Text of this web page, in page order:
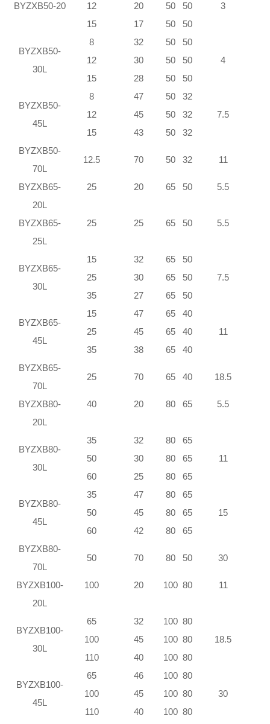
BYZXB50-20
3
12 20 50
50
15
17 50 50
BYZXB50-
30L
8 32 50
50
4
12 30 50
50
15
28 50 50
BYZXB50-
45L
8 47 50
32
7.5
12 45 50
32
15
43 50
32
BYZXB50-
70L
12.5 70 50 32 11
BYZXB65-
20L
25 20 65 50 5.5
BYZXB65-
25L
25 25 65 50 5.5
BYZXB65-
30L
15 32 65
50
7.5
25 30 65
50
35
27 65 50
BYZXB65-
45L
15 47 65
40
11
25 45 65
40
35
38 65
40
BYZXB65-
70L
25 70 65 40 18.5
BYZXB80-
20L
40 20 80 65 5.5
BYZXB80-
30L
35 32 80
65
11
50 30 80
65
60
25 80 65
BYZXB80-
45L
35 47 80
65
15
50 45 80
65
60
42 80
65
BYZXB80-
70L
50 70 80 50 30
BYZXB100-
20L
100 20 100 80 11
BYZXB100-
30L
65 32 100 80
18.5
100 45 100 80
110
40 100 80
BYZXB100-
45L
65 46 100 80
30
100 45 100 80
110
40 100 80